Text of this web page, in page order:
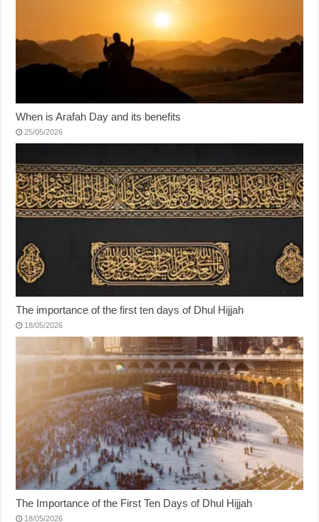
When is Arafah Day and its benefits
25/05/2026
The importance of the first ten days of Dhul Hijjah
18/05/2026
The Importance of the First Ten Days of Dhul Hijjah
18/05/2026